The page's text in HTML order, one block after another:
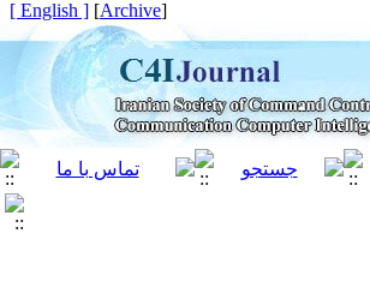
[
Archive
]
[ English ]